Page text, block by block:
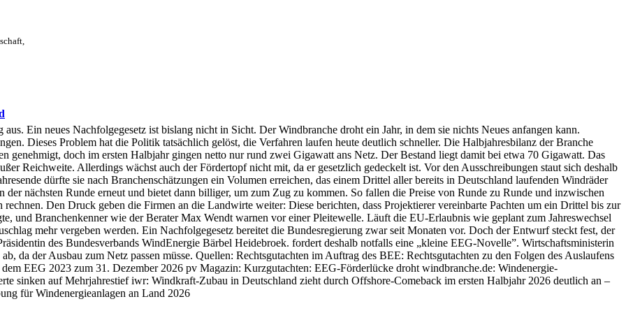
Ein neues Nachfolgegesetz ist bislang nicht in Sicht. Der Windbranche droht ein Jahr, in dem sie nichts Neues anfangen kann.
Dieses Problem hat die Politik tatsächlich gelöst, die Verfahren laufen heute deutlich schneller. Die Halbjahresbilanz der Branche
genehmigt, doch im ersten Halbjahr gingen netto nur rund zwei Gigawatt ans Netz. Der Bestand liegt damit bei etwa 70 Gigawatt. Das
Reichweite. Allerdings wächst auch der Fördertopf nicht mit, da er gesetzlich gedeckelt ist. Vor den Ausschreibungen staut sich deshalb
dürfte sie nach Branchenschätzungen ein Volumen erreichen, das einem Drittel aller bereits in Deutschland laufenden Windräder
der nächsten Runde erneut und bietet dann billiger, um zum Zug zu kommen. So fallen die Preise von Runde zu Runde und inzwischen
Den Druck geben die Firmen an die Landwirte weiter: Diese berichten, dass Projektierer vereinbarte Pachten um ein Drittel bis zur
und Branchenkenner wie der Berater Max Wendt warnen vor einer Pleitewelle. Läuft die EU-Erlaubnis wie geplant zum Jahreswechsel
mehr vergeben werden. Ein Nachfolgegesetz bereitet die Bundesregierung zwar seit Monaten vor. Doch der Entwurf steckt fest, der
des Bundesverbands WindEnergie Bärbel Heidebroek. fordert deshalb notfalls eine „kleine EEG-Novelle”. Wirtschaftsministerin
da der Ausbau zum Netz passen müsse. Quellen: Rechtsgutachten im Auftrag des BEE: Rechtsgutachten zu den Folgen des Auslaufens
EEG 2023 zum 31. Dezember 2026 pv Magazin: Kurzgutachten: EEG-Förderlücke droht windbranche.de: Windenergie-
sinken auf Mehrjahrestief iwr: Windkraft-Zubau in Deutschland zieht durch Offshore-Comeback im ersten Halbjahr 2026 deutlich an –
für Windenergieanlagen an Land 2026